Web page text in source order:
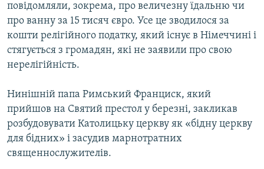
повідомляли, зокрема, про величезну їдальню чи
про ванну за 15 тисяч євро. Усе це зводилося за
кошти релігійного податку, який існує в Німеччині і
стягується з громадян, які не заявили про свою
нерелігійність.
Нинішній папа Римський Франциск, який
прийшов на Святий престол у березні, закликав
розбудовувати Католицьку церкву як «бідну церкву
для бідних» і засудив марнотратних
священнослужителів.